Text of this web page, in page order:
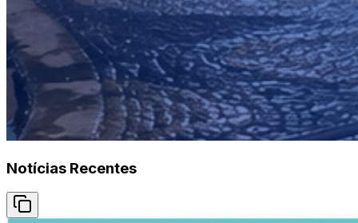
Notícias Recentes